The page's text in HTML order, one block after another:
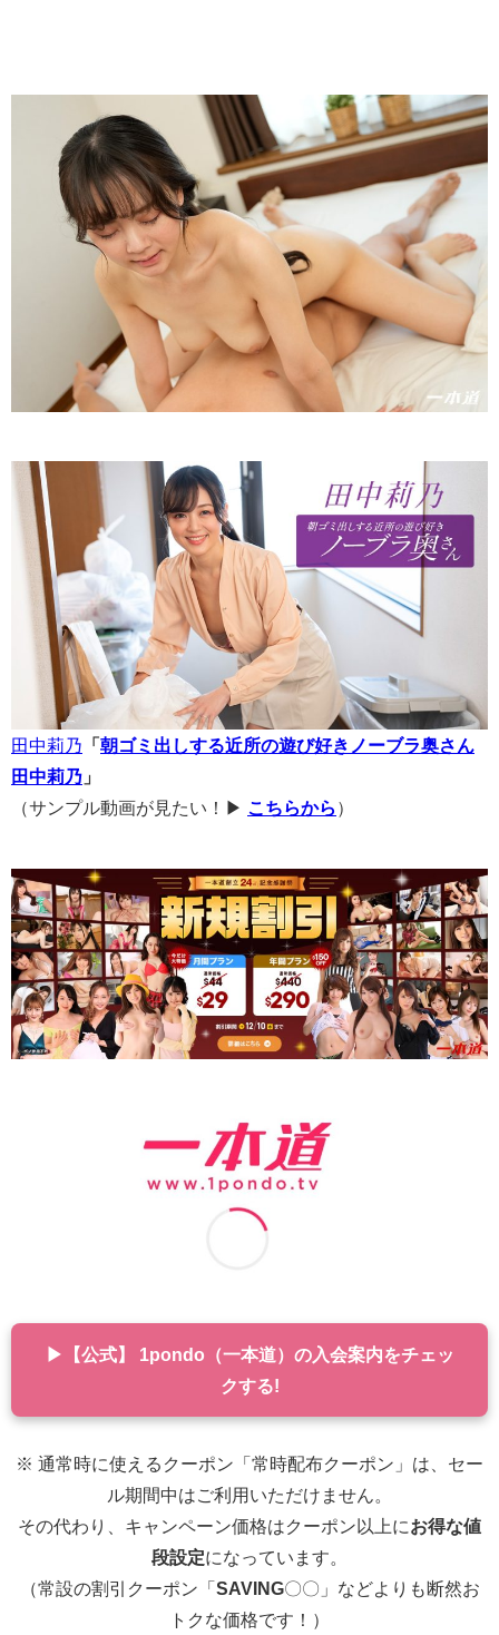
田中莉乃 「 朝ゴミ出しする近所の遊び好きノーブラ奥さん
田中莉乃 」
（サンプル動画が見たい！▶ こちらから ）
▶【公式】 1pondo（一本道）の入会案内をチェッ
クする!
※ 通常時に使えるクーポン「常時配布クーポン」は、セー
ル期間中はご利用いただけません。
その代わり、キャンペーン価格はクーポン以上にお得な値
段設定になっています。
（常設の割引クーポン「 SAVING〇〇」などよりも断然お
トクな価格です！）